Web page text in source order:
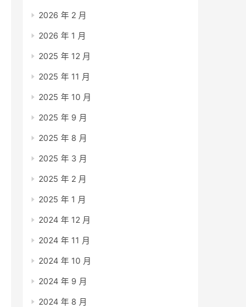
2026 年 2 月
2026 年 1 月
2025 年 12 月
2025 年 11 月
2025 年 10 月
2025 年 9 月
2025 年 8 月
2025 年 3 月
2025 年 2 月
2025 年 1 月
2024 年 12 月
2024 年 11 月
2024 年 10 月
2024 年 9 月
2024 年 8 月